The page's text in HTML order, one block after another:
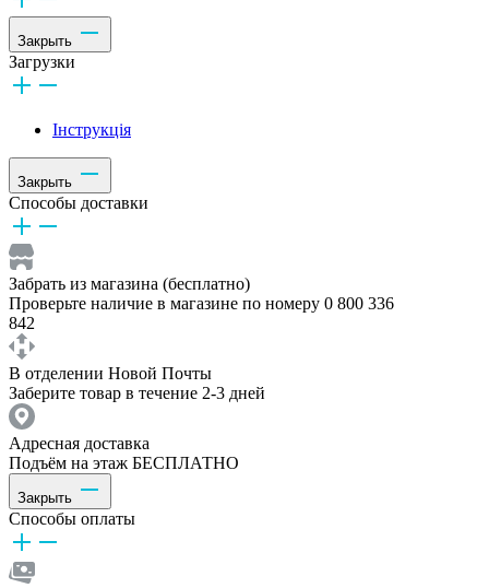
Закрыть
Загрузки
Інструкція
Закрыть
Способы доставки
Забрать из магазина (бесплатно)
Проверьте наличие в магазине по номеру 0 800 336
842
В отделении Новой Почты
Заберите товар в течение 2-3 дней
Адресная доставка
Подъём на этаж БЕСПЛАТНО
Закрыть
Способы оплаты